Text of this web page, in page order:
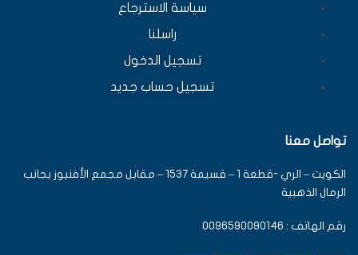
سياسة الاسترجاع
راسلنا
تسجيل الدخول
تسجيل حساب جديد
تواصل معنا
الكويت – الري -قطعة 1 – قسيمة 1537 – مقابل مجمع الأفنيوز بجانب
الرمال الذهبية
رقم الهاتف : 0096590090146